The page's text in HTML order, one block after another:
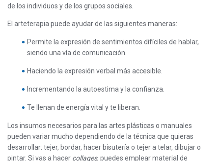
de los individuos y de los grupos sociales.
El arteterapia puede ayudar de las siguientes maneras:
Permite la expresión de sentimientos difíciles de hablar,
siendo una vía de comunicación.
Haciendo la expresión verbal más accesible.
Incrementando la autoestima y la confianza.
Te llenan de energía vital y te liberan.
Los insumos necesarios para las artes plásticas o manuales
pueden variar mucho dependiendo de la técnica que quieras
desarrollar: tejer, bordar, hacer bisutería o tejer a telar, dibujar o
pintar. Si vas a hacer collages, puedes emplear material de